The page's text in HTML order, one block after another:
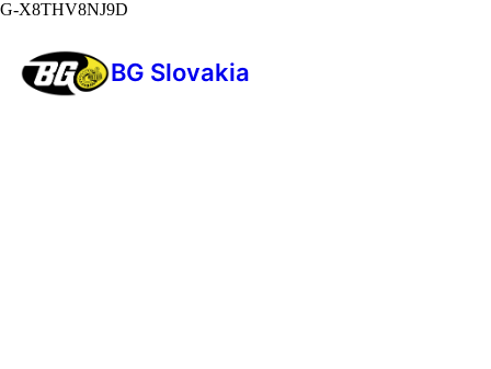
G-X8THV8NJ9D
BG Slovakia